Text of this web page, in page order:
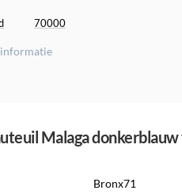
70000
Malaga
Bronx71